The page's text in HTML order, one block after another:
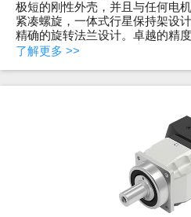
极短的刚性外壳，并且与任何电
紧凑螺旋，一体式行星保持架设
精确的旋转法兰设计。卓越的精
了解更多 >>